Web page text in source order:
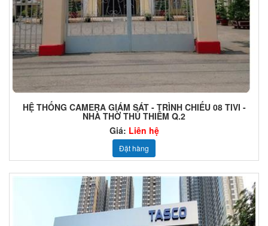
HỆ THỐNG CAMERA GIÁM SÁT - TRÌNH CHIẾU 08 TIVI -
NHÀ THỜ THỦ THIÊM Q.2
Giá: Liên hệ
Đặt hàng